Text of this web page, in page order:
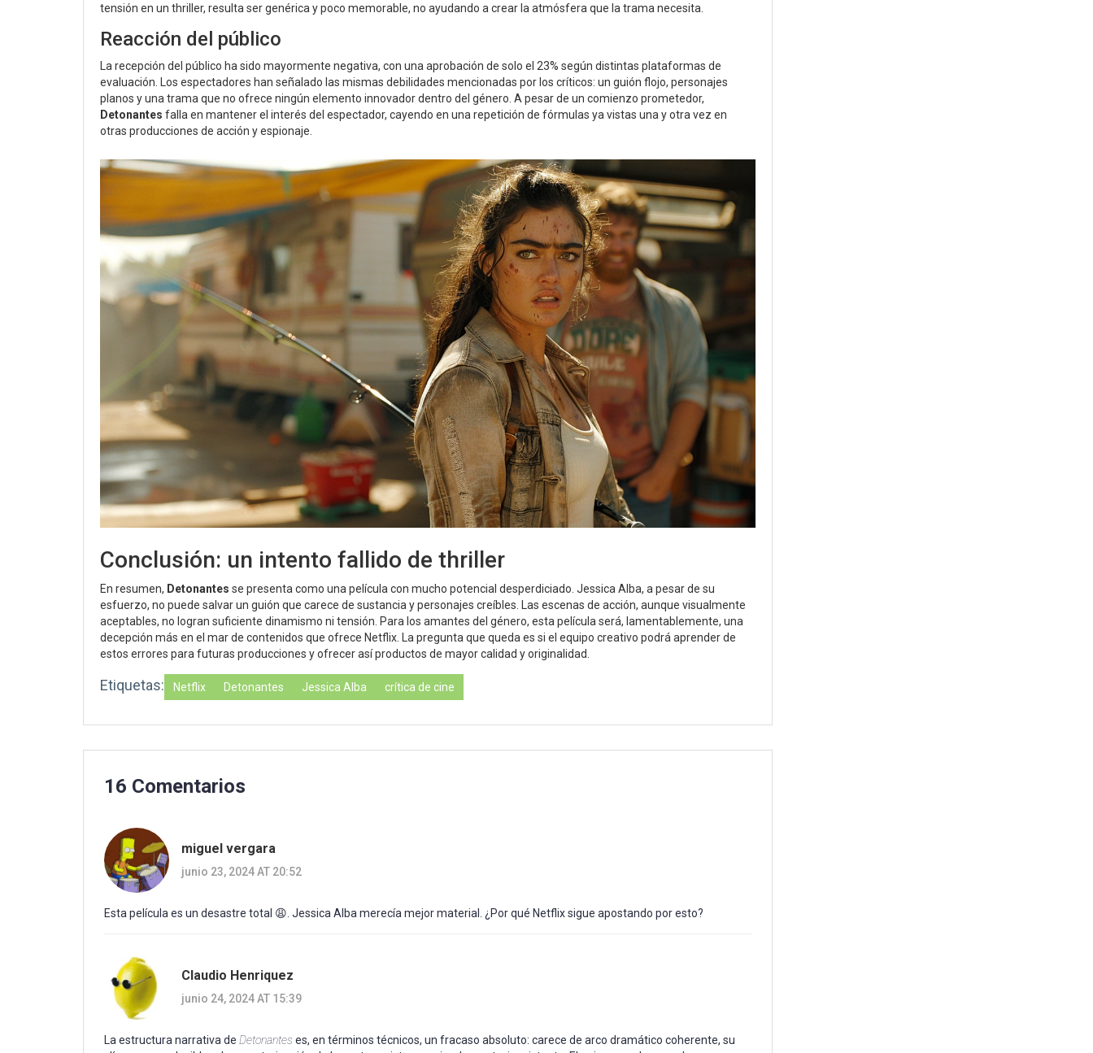
tensión en un thriller, resulta ser genérica y poco memorable, no ayudando a crear la atmósfera que la trama necesita.
Reacción del público
La recepción del público ha sido mayormente negativa, con una aprobación de solo el 23% según distintas plataformas de
evaluación. Los espectadores han señalado las mismas debilidades mencionadas por los críticos: un guión flojo, personajes
planos y una trama que no ofrece ningún elemento innovador dentro del género. A pesar de un comienzo prometedor,
Detonantes falla en mantener el interés del espectador, cayendo en una repetición de fórmulas ya vistas una y otra vez en
otras producciones de acción y espionaje.
Conclusión: un intento fallido de thriller
En resumen, Detonantes se presenta como una película con mucho potencial desperdiciado. Jessica Alba, a pesar de su
esfuerzo, no puede salvar un guión que carece de sustancia y personajes creíbles. Las escenas de acción, aunque visualmente
aceptables, no logran suficiente dinamismo ni tensión. Para los amantes del género, esta película será, lamentablemente, una
decepción más en el mar de contenidos que ofrece Netflix. La pregunta que queda es si el equipo creativo podrá aprender de
estos errores para futuras producciones y ofrecer así productos de mayor calidad y originalidad.
Etiquetas: Netflix Detonantes Jessica Alba crítica de cine
16 Comentarios
miguel vergara
junio 23, 2024 AT 20:52
Esta película es un desastre total 😩. Jessica Alba merecía mejor material. ¿Por qué Netflix sigue apostando por esto?
Claudio Henriquez
junio 24, 2024 AT 15:39
La estructura narrativa de Detonantes es, en términos técnicos, un fracaso absoluto: carece de arco dramático coherente, su